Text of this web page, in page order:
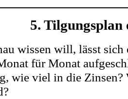
5. Tilgungsplan
wissen will, lässt
für Monat
wie viel in die